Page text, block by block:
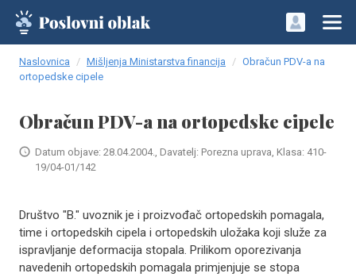
Naslovnica Mišljenja Ministarstva financija
Obračun PDV-a na
ortopedske cipele
Obračun PDV-a na ortopedske cipele
Datum objave: 28.04.2004., Davatelj: Porezna uprava, Klasa: 410-
19/04-01/142
Društvo "B." uvoznik je i proizvođač ortopedskih pomagala,
time i ortopedskih cipela i ortopedskih uložaka koji služe za
ispravljanje deformacija stopala. Prilikom oporezivanja
navedenih ortopedskih pomagala primjenjuje se stopa